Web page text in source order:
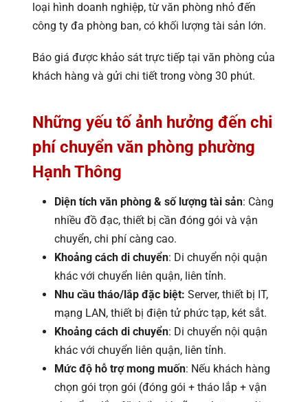
loại hình doanh nghiệp, từ văn phòng nhỏ đến
công ty đa phòng ban, có khối lượng tài sản lớn.
Báo giá được khảo sát trực tiếp tại văn phòng của
khách hàng và gửi chi tiết trong vòng 30 phút.
Những yếu tố ảnh hưởng đến chi
phí chuyển văn phòng phường
Hạnh Thông
Diện tích văn phòng & số lượng tài sản: Càng
nhiều đồ đạc, thiết bị cần đóng gói và vận
chuyển, chi phí càng cao.
Khoảng cách di chuyển: Di chuyển nội quận
khác với chuyển liên quận, liên tỉnh.
Nhu cầu tháo/lắp đặc biệt: Server, thiết bị IT,
mạng LAN, thiết bị điện tử phức tạp, két sắt.
Khoảng cách di chuyển: Di chuyển nội quận
khác với chuyển liên quận, liên tỉnh.
Mức độ hỗ trợ mong muốn: Nếu khách hàng
chọn gói trọn gói (đóng gói + tháo lắp + vận